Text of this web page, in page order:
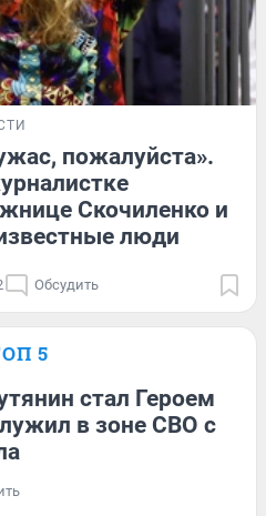
пожалуйста».
Скочиленко и
люди
Обсудить
5
стал Героем
в зоне СВО с